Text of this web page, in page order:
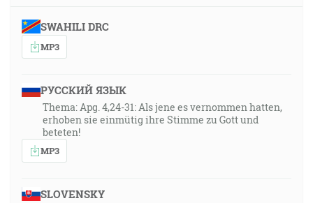
SWAHILI DRC
MP3
РУССКИЙ ЯЗЫК
Thema: Apg. 4,24-31: Als jene es vernommen hatten,
erhoben sie einmütig ihre Stimme zu Gott und
beteten!
MP3
SLOVENSKY